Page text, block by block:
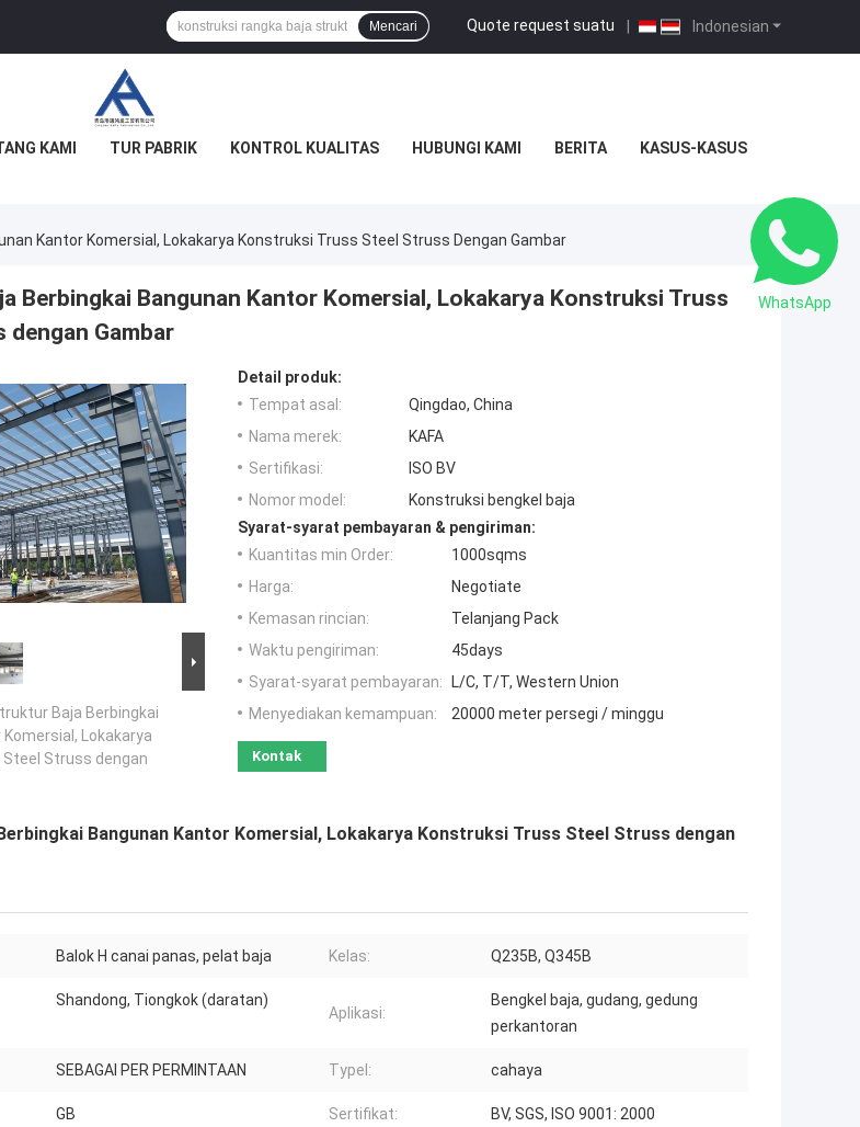
Indonesian
Quote request suatu |
Mencari
KAMI TUR PABRIK KONTROL KUALITAS HUBUNGI KAMI BERITA KASUS-KASUS
Kantor Komersial, Lokakarya Konstruksi Truss Steel Struss Dengan Gambar
Berbingkai Bangunan Kantor Komersial, Lokakarya Konstruksi Truss
dengan Gambar
Baja Berbingkai
Lokakarya
Struss dengan
Detail produk:
Tempat asal:
Qingdao, China
Nama merek:
KAFA
Sertifikasi:
ISO BV
Nomor model:
Konstruksi bengkel baja
Syarat-syarat pembayaran & pengiriman:
Kuantitas min Order:
1000sqms
Harga:
Negotiate
Kemasan rincian:
Telanjang Pack
Waktu pengiriman:
45days
Syarat-syarat pembayaran:
L/C, T/T, Western Union
Menyediakan kemampuan:
20000 meter persegi / minggu
Kontak
Bangunan Kantor Komersial, Lokakarya Konstruksi Truss Steel Struss dengan
Balok H canai panas, pelat baja Kelas: Q235B, Q345B
Shandong, Tiongkok (daratan)
Aplikasi:
Bengkel baja, gudang, gedung
perkantoran
SEBAGAI PER PERMINTAAN Typel: cahaya
GB Sertifikat: BV, SGS, ISO 9001: 2000
WhatsApp